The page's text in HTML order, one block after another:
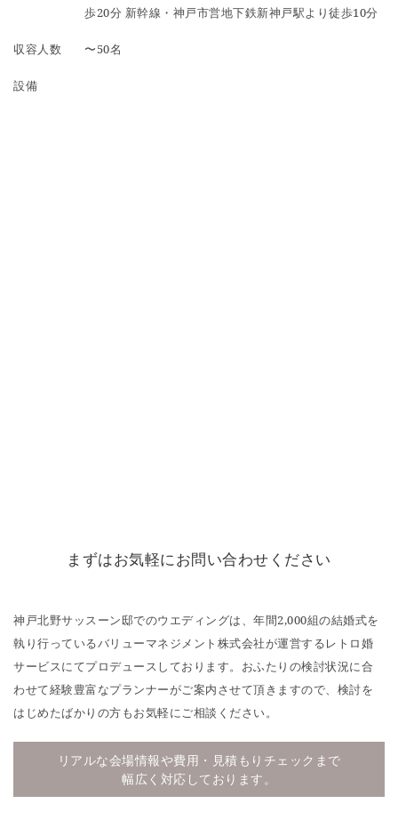
歩20分 新幹線・神戸市営地下鉄新神戸駅より徒歩10分
収容人数 〜50名
設備
まずはお気軽にお問い合わせください
神戸北野サッスーン邸でのウエディングは、年間2,000組の結婚式を
執り行っているバリューマネジメント株式会社が運営するレトロ婚
サービスにてプロデュースしております。おふたりの検討状況に合
わせて経験豊富なプランナーがご案内させて頂きますので、検討を
はじめたばかりの方もお気軽にご相談ください。
リアルな会場情報や費用・見積もりチェックまで
幅広く対応しております。